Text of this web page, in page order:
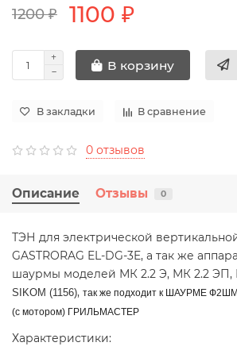
1200 ₽ 1100 ₽
В корзину
В закладки В сравнение
0 отзывов
Описание Отзывы 0
ТЭН для электрической
GASTRORAG EL-DG-3E, а так же
шаурмы моделей МК 2.2 Э, МК 2.2 ЭП,
SIKOM (1156), так же подходит к ШАУРМЕ
(с мотором) ГРИЛЬМАСТЕР
Характеристики: